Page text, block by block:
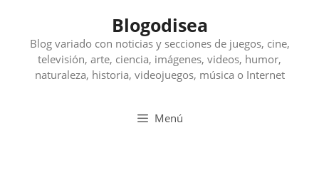
contenido
Blogodisea
Blog variado con noticias y secciones de juegos, cine,
televisión, arte, ciencia, imágenes, videos, humor,
naturaleza, historia, videojuegos, música o Internet
Menú